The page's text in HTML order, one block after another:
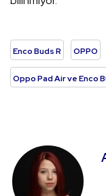
Enco Buds R OPPO
Oppo Pad Air ve Enco